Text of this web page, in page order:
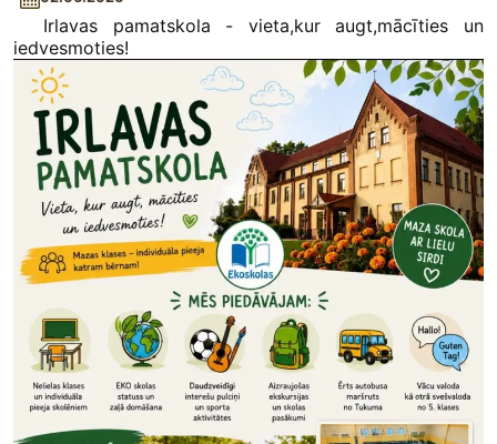
Irlavas pamatskola - vieta,kur augt,mācīties un
iedvesmoties!